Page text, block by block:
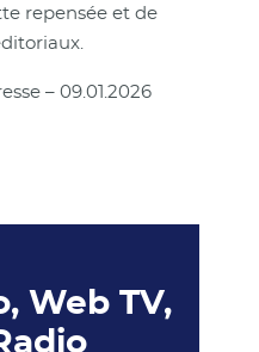
repensée et de
– 09.01.2026
Web TV,